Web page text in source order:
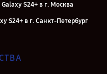
S24+ в г. Москва
S24+ в г. Санкт-Петербург